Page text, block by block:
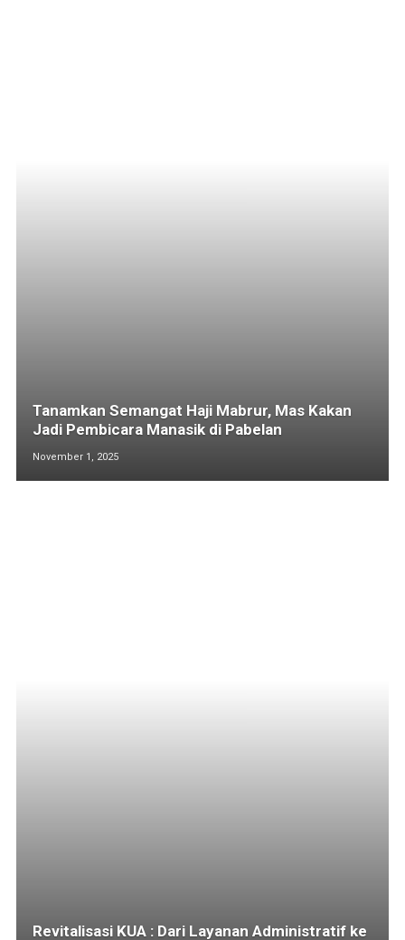
Tanamkan Semangat Haji Mabrur, Mas Kakan
Jadi Pembicara Manasik di Pabelan
November 1, 2025
Revitalisasi KUA : Dari Layanan Administratif ke